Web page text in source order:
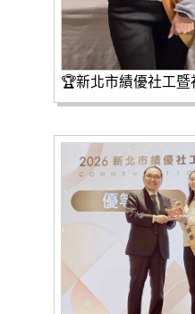
🏆新北市績優社工